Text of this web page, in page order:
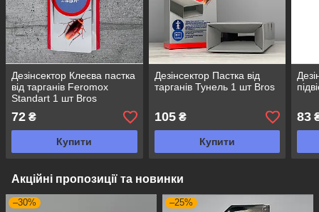
Дезінсектор Клеєва пастка
від тарганів Feromox
Standart 1 шт Bros
72 ₴
Купити
Дезінсектор Пастка від
тарганів Тунель 1 шт Bros
105₴
Купити
83
Акційні пропозиції та новинки
–30% –25%